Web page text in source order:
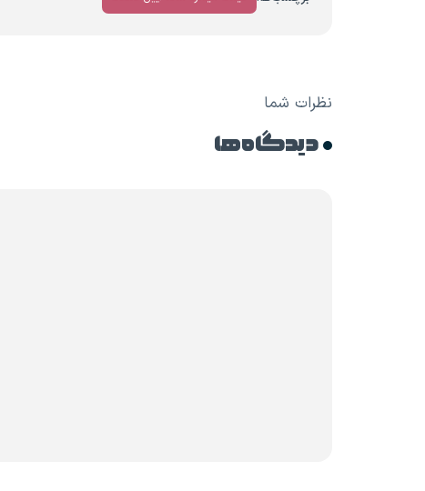
نظرات شما
دیدگاه ها